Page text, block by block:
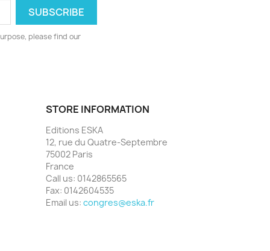
please find our
STORE INFORMATION
Editions ESKA
12, rue du Quatre-Septembre
75002 Paris
France
Call us: 0142865565
Fax: 0142604535
Email us: congres@eska.fr